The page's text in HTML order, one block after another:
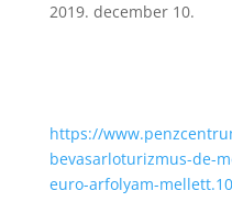
2019. december 10.
https://
bevasarloturizmus-de-
euro-arfolyam-